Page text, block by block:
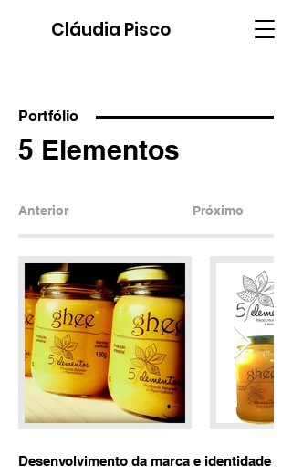
Cláudia Pisco
Portfólio
5 Elementos
Anterior Próximo
Desenvolvimento da marca e identidade